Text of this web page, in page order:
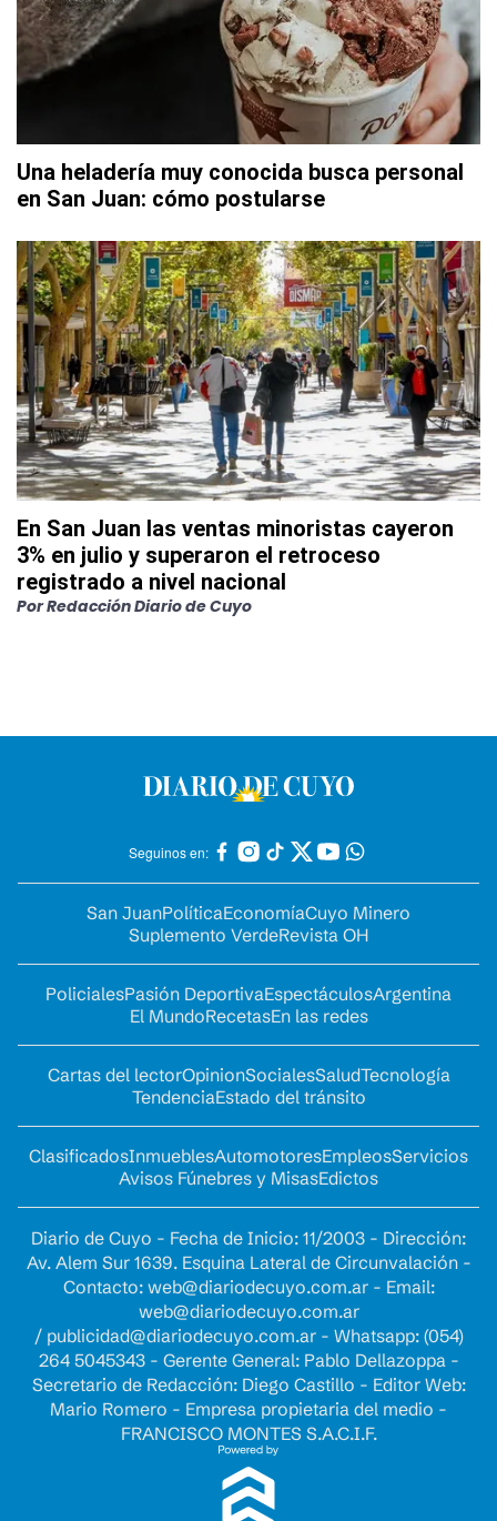
Una heladería muy conocida busca personal
en San Juan: cómo postularse
En San Juan las ventas minoristas cayeron
3% en julio y superaron el retroceso
registrado a nivel nacional
PorRedacción Diario de Cuyo
Seguinos en:
San JuanPolíticaEconomíaCuyo Minero
Suplemento VerdeRevista OH
PolicialesPasión DeportivaEspectáculosArgentina
El MundoRecetasEn las redes
Cartas del lectorOpinionSocialesSaludTecnología
TendenciaEstado del tránsito
ClasificadosInmueblesAutomotoresEmpleosServicios
Avisos Fúnebres y MisasEdictos
Diario de Cuyo - Fecha de Inicio: 11/2003 - Dirección:
Av. Alem Sur 1639. Esquina Lateral de Circunvalación -
Contacto: web@diariodecuyo.com.ar- Email:
web@diariodecuyo.com.ar
/ publicidad@diariodecuyo.com.ar- Whatsapp: (054)
264 5045343 - Gerente General: Pablo Dellazoppa -
Secretario de Redacción: Diego Castillo - Editor Web:
Mario Romero - Empresa propietaria del medio -
FRANCISCO MONTES S.A.C.I.F.